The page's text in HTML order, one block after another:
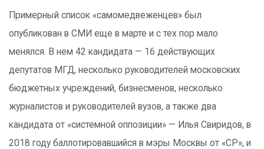
Примерный список «самомедвеженцев» был
опубликован в СМИ еще в марте и с тех пор мало
менялся. В нем 42 кандидата — 16 действующих
депутатов МГД, несколько руководителей московских
бюджетных учреждений, бизнесменов, несколько
журналистов и руководителей вузов, а также два
кандидата от «системной оппозиции» — Илья Свиридов, в
2018 году баллотировавшийся в мэры Москвы от «СР», и